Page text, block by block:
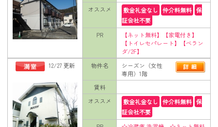
オススメ
敷金礼金なし 仲介料無料 保
証会社不要
PR
【ネット無料】【家電付き】
【トイレセパレート】【ベラン
ダ/2F】
12/27 更新
物件名
シーズン（女性
専用）1階
賃料
オススメ
敷金礼金なし 仲介料無料 保
証会社不要